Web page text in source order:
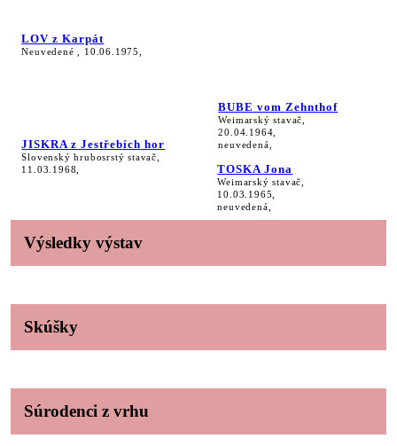
LOV z Karpát
Neuvedené , 10.06.1975,
JISKRA z Jestřebích hor
Slovenský hrubosrstý stavač,
11.03.1968,
BUBE vom Zehnthof
Weimarský stavač,
20.04.1964,
neuvedená,
TOSKA Jona
Weimarský stavač,
10.03.1965,
neuvedená,
Výsledky výstav
Skúšky
Súrodenci z vrhu